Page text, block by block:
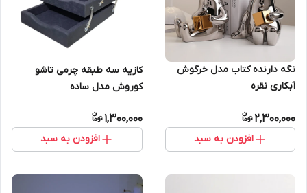
نگه دارنده کتاب مدل خرگوش
آبکاری نقره
2,300,000
افزودن به سبد
کازیه سه طبقه چرمی تاشو
کوروش مدل ساده
1,300,000
افزودن به سبد